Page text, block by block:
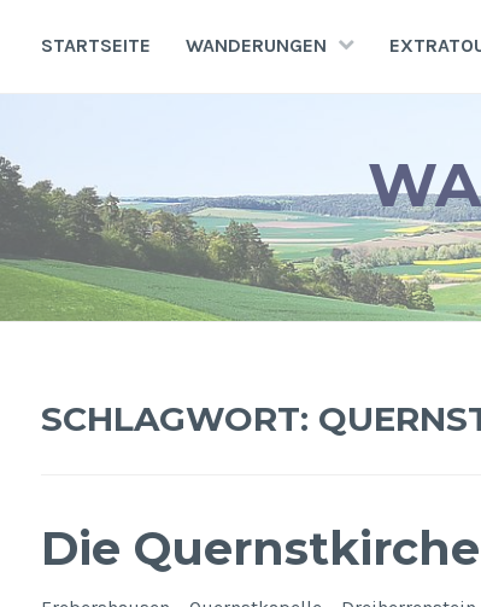
InhaltSTARTSEITE WANDERUNGEN
SCHLAGWORT:
Die Quernstkirche